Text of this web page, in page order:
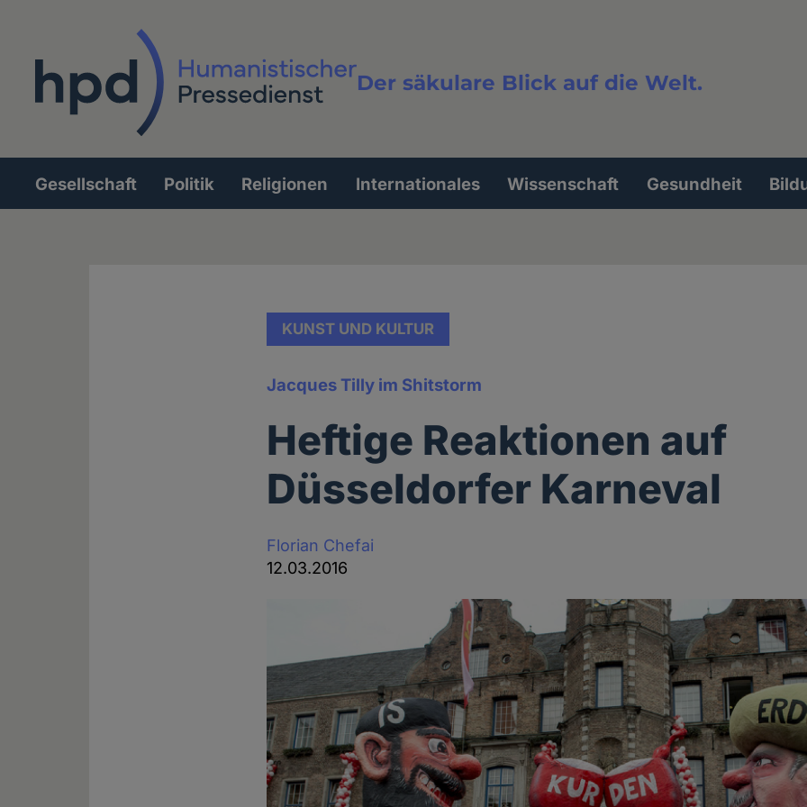
Der säkulare Blick auf die Welt.
Volltextsuche
Hauptnavigation
Gesellschaft Politik Religionen Internationales Wissenschaft Gesundheit
KUNST UND KULTUR
Jacques Tilly im Shitstorm
Heftige Reaktionen auf
Düsseldorfer Karneval
Florian Chefai
12.03.2016